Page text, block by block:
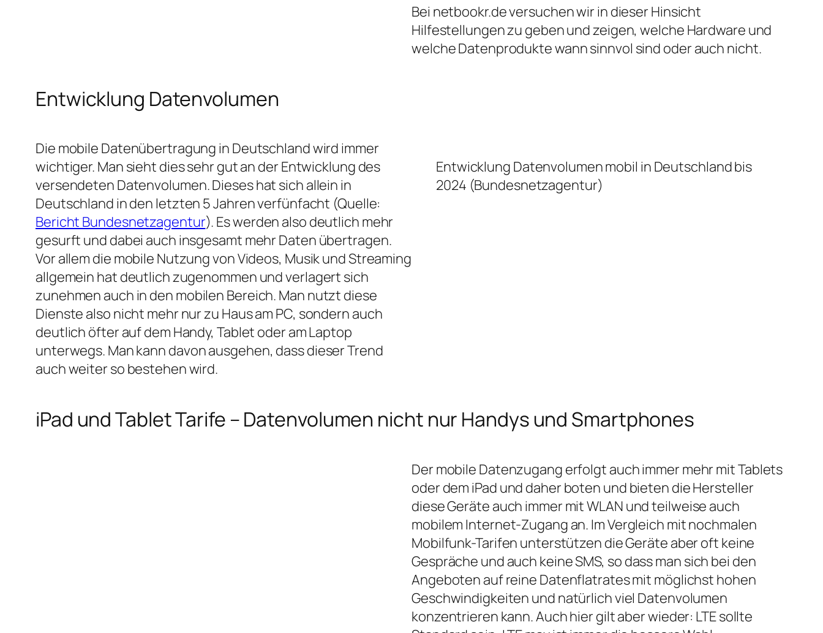
Bei netbookr.de versuchen wir in dieser Hinsicht
Hilfestellungen zu geben und zeigen, welche Hardware und
welche Datenprodukte wann sinnvol sind oder auch nicht.
Entwicklung Datenvolumen
Die mobile Datenübertragung in Deutschland wird immer
wichtiger. Man sieht dies sehr gut an der Entwicklung des
versendeten Datenvolumen. Dieses hat sich allein in
Deutschland in den letzten 5 Jahren verfünfacht (Quelle:
Bericht Bundesnetzagentur). Es werden also deutlich mehr
gesurft und dabei auch insgesamt mehr Daten übertragen.
Vor allem die mobile Nutzung von Videos, Musik und Streaming
allgemein hat deutlich zugenommen und verlagert sich
zunehmen auch in den mobilen Bereich. Man nutzt diese
Dienste also nicht mehr nur zu Haus am PC, sondern auch
deutlich öfter auf dem Handy, Tablet oder am Laptop
unterwegs. Man kann davon ausgehen, dass dieser Trend
auch weiter so bestehen wird.
Entwicklung Datenvolumen mobil in Deutschland bis
2024 (Bundesnetzagentur)
iPad und Tablet Tarife – Datenvolumen nicht nur Handys und Smartphones
Der mobile Datenzugang erfolgt auch immer mehr mit Tablets
oder dem iPad und daher boten und bieten die Hersteller
diese Geräte auch immer mit WLAN und teilweise auch
mobilem Internet-Zugang an. Im Vergleich mit nochmalen
Mobilfunk-Tarifen unterstützen die Geräte aber oft keine
Gespräche und auch keine SMS, so dass man sich bei den
Angeboten auf reine Datenflatrates mit möglichst hohen
Geschwindigkeiten und natürlich viel Datenvolumen
konzentrieren kann. Auch hier gilt aber wieder: LTE sollte